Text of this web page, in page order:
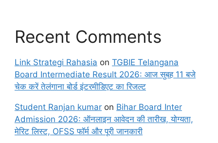
Recent Comments
Link Strategi Rahasia on TGBIE Telangana
Board Intermediate Result 2026: आज सुबह 11 बजे
चेक करें तेलंगाना बोर्ड इंटरमीडिएट का रिजल्ट
Student Ranjan kumar on Bihar Board Inter
Admission 2026: ऑनलाइन आवेदन की तारीख, योग्यता,
मेरिट लिस्ट, OFSS फॉर्म और पूरी जानकारी